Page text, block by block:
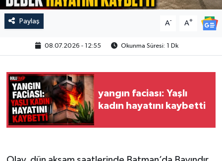
Paylaş A- A+
08.07.2026 - 12:55 Okunma Süresi: 1 Dk
yangın faciası: Yaşlı
kadın hayatını kaybetti